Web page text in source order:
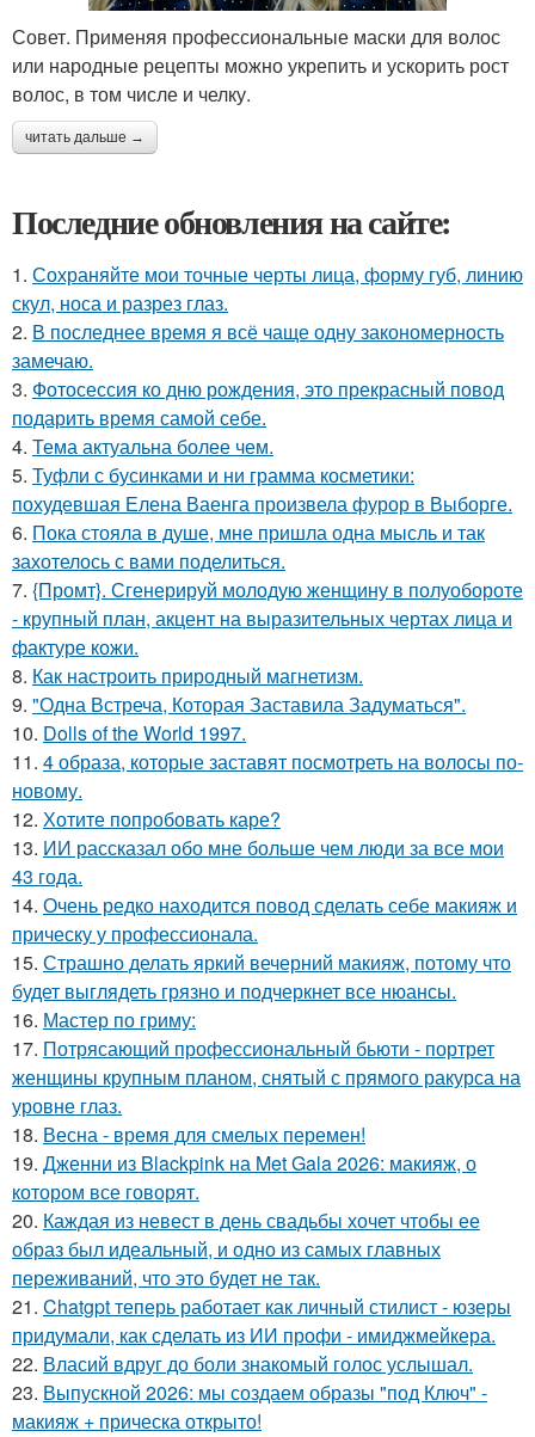
Совет. Применяя профессиональные маски для волос
или народные рецепты можно укрепить и ускорить рост
волос, в том числе и челку.
читать дальше →
Последние обновления на сайте:
1. Сохраняйте мои точные черты лица, форму губ, линию
скул, носа и разрез глаз.
2. В последнее время я всё чаще одну закономерность
замечаю.
3. Фотосессия ко дню рождения, это прекрасный повод
подарить время самой себе.
4. Тема актуальна более чем.
5. Туфли с бусинками и ни грамма косметики:
похудевшая Елена Ваенга произвела фурор в Выборге.
6. Пока стояла в душе, мне пришла одна мысль и так
захотелось с вами поделиться.
7. {Промт}. Сгенерируй молодую женщину в полуобороте
- крупный план, акцент на выразительных чертах лица и
фактуре кожи.
8. Как настроить природный магнетизм.
9. "Одна Встреча, Которая Заставила Задуматься".
10. Dolls of the World 1997.
11. 4 образа, которые заставят посмотреть на волосы по-
новому.
12. Хотите попробовать каре?
13. ИИ рассказал обо мне больше чем люди за все мои
43 года.
14. Очень редко находится повод сделать себе макияж и
прическу у профессионала.
15. Страшно делать яркий вечерний макияж, потому что
будет выглядеть грязно и подчеркнет все нюансы.
16. Мастер по гриму:
17. Потрясающий профессиональный бьюти - портрет
женщины крупным планом, снятый с прямого ракурса на
уровне глаз.
18. Весна - время для смелых перемен!
19. Дженни из Blackpink на Met Gala 2026: макияж, о
котором все говорят.
20. Каждая из невест в день свадьбы хочет чтобы ее
образ был идеальный, и одно из самых главных
переживаний, что это будет не так.
21. Chatgpt теперь работает как личный стилист - юзеры
придумали, как сделать из ИИ профи - имиджмейкера.
22. Власий вдруг до боли знакомый голос услышал.
23. Выпускной 2026: мы создаем образы "под Ключ" -
макияж + прическа открыто!